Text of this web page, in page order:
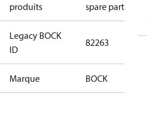
produits
spare parts
Legacy BOCK
ID
82263
Marque BOCK